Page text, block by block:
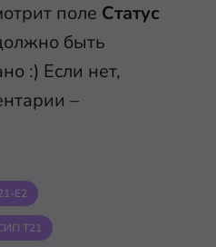
поле Статус
быть
:) Если нет,
–
E2
Т21